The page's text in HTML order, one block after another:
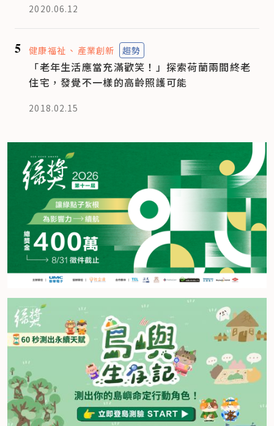
2020.06.12
5 健康福祉 產業創新 趨勢
「老年生活應當充滿歡笑！」探索荷蘭兩間終老
住宅，發覺不一樣的高齡照護可能
2018.02.15